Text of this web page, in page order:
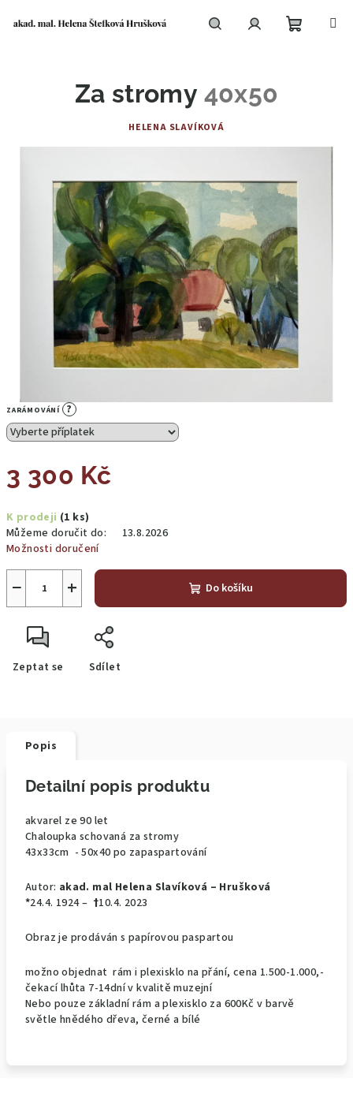
ZARÁMOVÁNÍ ?
3 300 Kč
cena:
K prodeji (1 ks)
Můžeme doručit do:
13.8.2026
Možnosti doručení
+
− Do košíku
Zeptat se Sdílet
Za stromy 40x50
HELENA SLAVÍKOVÁ
Popis
Detailní popis produktu
akvarel ze 90 let
Chaloupka schovaná za stromy
43x33cm - 50x40 po zapaspartování
Autor: akad. mal Helena Slavíková – Hrušková
*24.4. 1924 – †10.4. 2023
Obraz je prodáván s papírovou paspartou
možno objednat rám i plexisklo na přání, cena 1.500-1.000,-
čekací lhůta 7-14dní v kvalitě muzejní
Nebo pouze základní rám a plexisklo za 600Kč v barvě
světle hnědého dřeva, černé a bílé